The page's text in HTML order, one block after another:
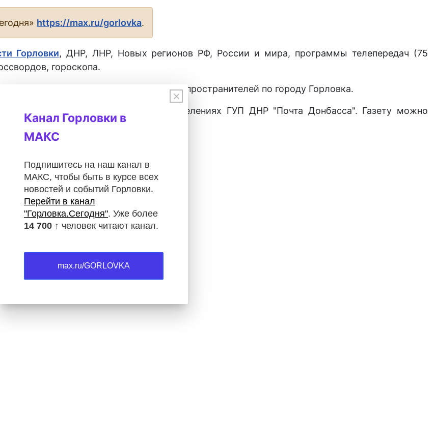
https://max.ru/gorlovka.
Горловки, ДНР, ЛНР, Новых регионов РФ, России и мира, программы телепередач (75
гороскопа.
города Горловка, а также у распространителей по городу Горловка.
городах ДНР
во всех почтовых отделениях ГУП ДНР "Почта Донбасса". Газету можно
ДНР.
28027.
×
Канал Горловки в
МАКС
Подпишитесь на наш канал в
МАКС, чтобы быть в курсе всех
новостей и событий Горловки.
Перейти в канал
"Горловка.Сегодня". Уже более
14 700 ↑ человек читают канал.
max.ru/GORLOVKA